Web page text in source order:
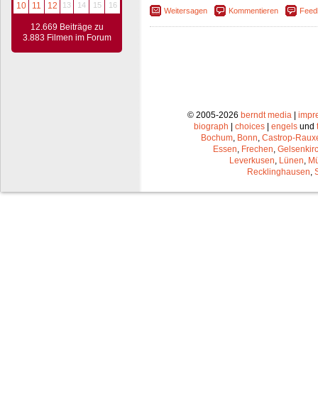
10
11 12 13 14 15 16
12.669 Beiträge zu
3.883 Filmen im Forum
Weitersagen Kommentieren
© 2005-2026 berndt media|
biograph
choices engels und
Bochum, Bonn, Castrop-
Essen, Frechen,
Leverkusen, Lünen,
Recklinghausen,